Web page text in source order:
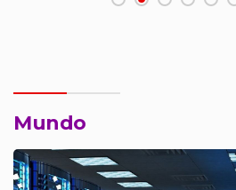
Mundo